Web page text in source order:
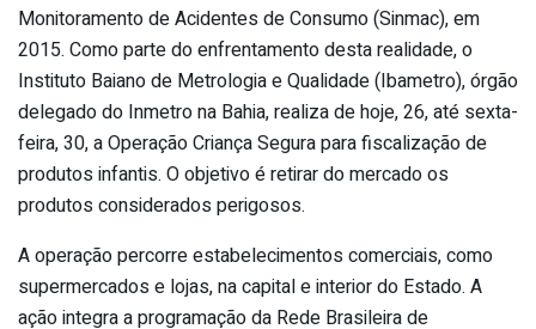
Monitoramento de Acidentes de Consumo (Sinmac), em
2015. Como parte do enfrentamento desta realidade, o
Instituto Baiano de Metrologia e Qualidade (Ibametro), órgão
delegado do Inmetro na Bahia, realiza de hoje, 26, até sexta-
feira, 30, a Operação Criança Segura para fiscalização de
produtos infantis. O objetivo é retirar do mercado os
produtos considerados perigosos.
A operação percorre estabelecimentos comerciais, como
supermercados e lojas, na capital e interior do Estado. A
ação integra a programação da Rede Brasileira de